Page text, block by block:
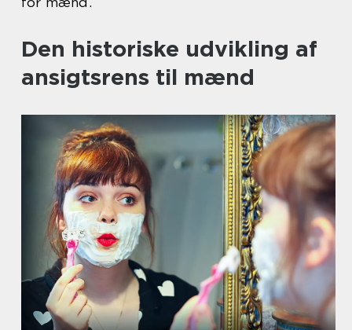
Den historiske udvikling af
ansigtsrens til mænd